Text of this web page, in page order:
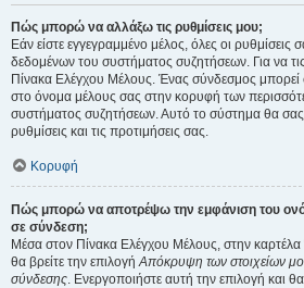
Πώς μπορώ να αλλάξω τις ρυθμίσεις μου;
Εάν είστε εγγεγραμμένο μέλος, όλες οι
δεδομένων του συστήματος συζητήσεων. Για να τις
Πίνακα Ελέγχου Μέλους. Ένας σύνδεσμος
στο όνομα μέλους σας στην κορυφή των
συστήματος συζητήσεων. Αυτό το σύστημα θα σας
ρυθμίσεις και τις προτιμήσεις σας.
Κορυφή
Πώς μπορώ να αποτρέψω την εμφάνιση του
σε σύνδεση;
Μέσα στον Πίνακα Ελέγχου Μέλους, στην καρτέλα
θα βρείτε την επιλογήΑπόκρυψη των στοιχείων
σύνδεσης. Ενεργοποιήστε αυτή την επιλογή και